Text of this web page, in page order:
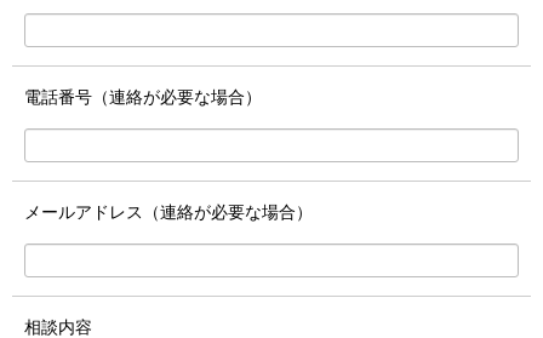
電話番号（連絡が必要な場合）
メールアドレス（連絡が必要な場合）
相談内容